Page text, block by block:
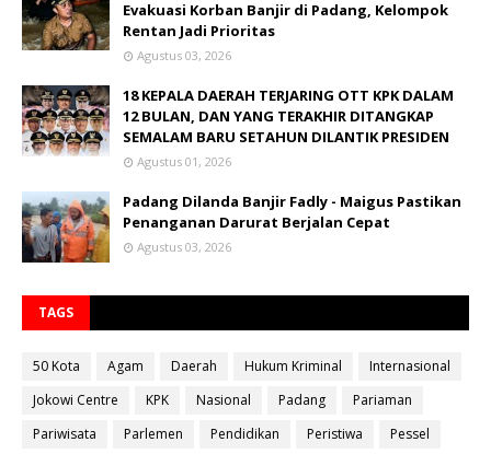
Evakuasi Korban Banjir di Padang, Kelompok
Rentan Jadi Prioritas
Agustus 03, 2026
18 KEPALA DAERAH TERJARING OTT KPK DALAM
12 BULAN, DAN YANG TERAKHIR DITANGKAP
SEMALAM BARU SETAHUN DILANTIK PRESIDEN
Agustus 01, 2026
Padang Dilanda Banjir Fadly - Maigus Pastikan
Penanganan Darurat Berjalan Cepat
Agustus 03, 2026
TAGS
50 Kota Agam Daerah Hukum Kriminal
Internasional
Jokowi Centre
KPK Nasional Padang
Pariaman
Pariwisata
Parlemen Pendidikan Peristiwa Pessel